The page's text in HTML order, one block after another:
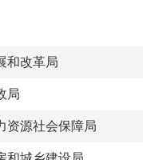
和改革局
局
资源社会保障局